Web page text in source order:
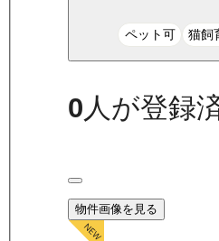
ペット可 猫飼
0 人が登録
物件画像を見る